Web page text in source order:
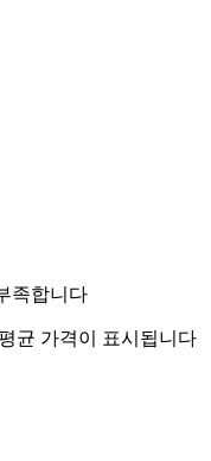
족합니다
균 가격이 표시됩니다